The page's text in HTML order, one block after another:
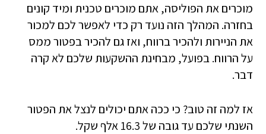
מוכרים את הפוליסה, אתם מוכרים טכנית ומיד קונים
בחזרה. המהלך הזה נועד רק כדי לאפשר לכם למכור
את הניירות ולהכיר ברווח, ואז גם להכיר בפטור ממס
על הרווח. בפועל, מבחינת ההשקעות שלכם לא קרה
דבר.
אז למה זה טוב? כי ככה אתם יכולים לנצל את הפטור
השנתי שלכם עד גובה של 16.3 אלף שקל.